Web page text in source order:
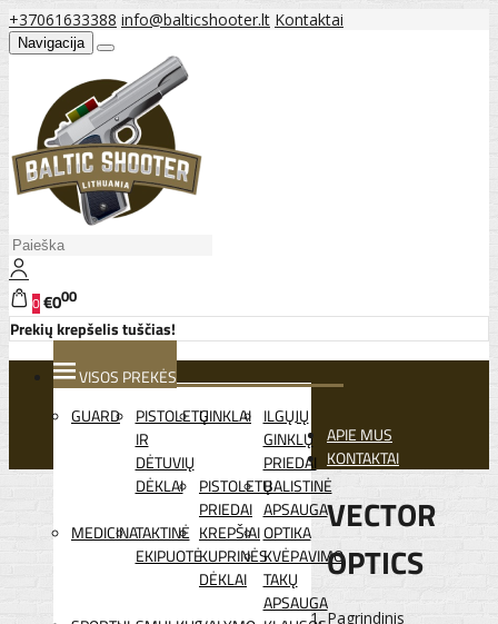
+37061633388 info@balticshooter.lt Kontaktai
Navigacija
0€000
Prekių krepšelis tuščias!
VISOS PREKĖS
GUARD
PISTOLETŲ
IR
DĖTUVIŲ
DĖKLAI
GINKLAI ILGŲJŲ
GINKLŲ
PRIEDAI
PISTOLETŲ
PRIEDAI
BALISTINĖ
APSAUGA
MEDICINATAKTINĖ
EKIPUOTĖ
KREPŠIAI
KUPRINĖS
DĖKLAI
OPTIKA
KVĖPAVIMO
TAKŲ
APSAUGA
APIE MUS
KONTAKTAI
VECTOR
OPTICS
Pagrindinis